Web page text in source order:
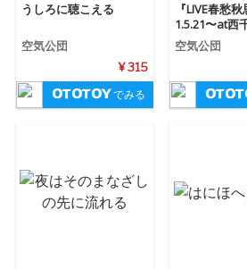
うしろに聴こえる
空気公団
¥ 315
でみる
『LIVE春愁
1.5.21〜at西
AND(カメラ
ノイズあり)
空気公団